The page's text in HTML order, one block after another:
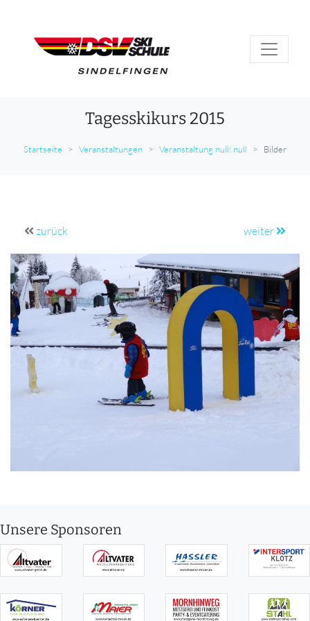
Tagesskikurs 2015
Startseite Veranstaltungen Veranstaltung null: null Bilder
zurück weiter
Unsere Sponsoren